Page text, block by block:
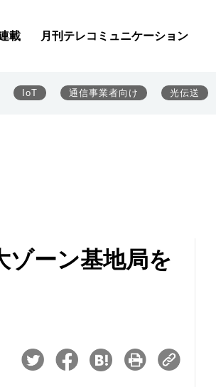
載 月刊テレコミュニケーション
IoT 通信事業者向け 光伝送
ゾーン基地局を